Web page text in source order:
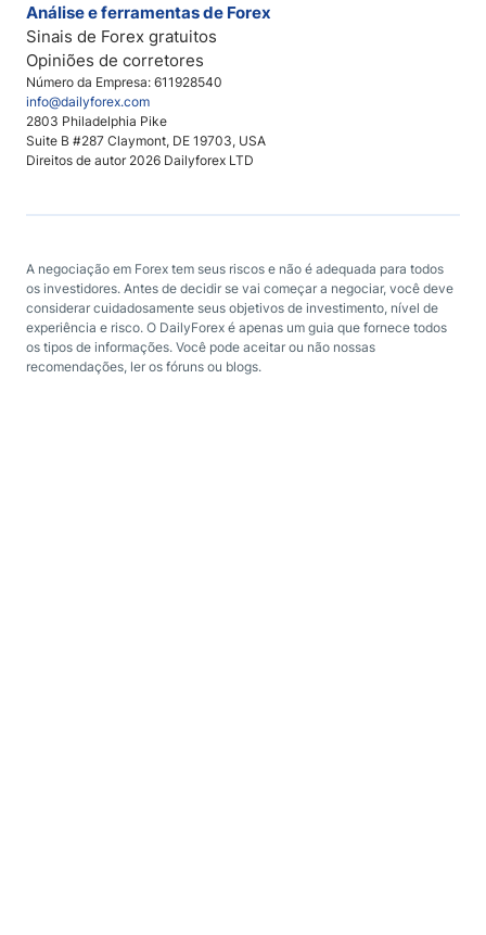
Número da Empresa: 611928540
info@dailyforex.com
2803 Philadelphia Pike
Suite B #287 Claymont, DE 19703, USA
Direitos de autor 2026 Dailyforex LTD
Análise e ferramentas de Forex
Sinais de Forex gratuitos
Opiniões de corretores
A negociação em Forex tem seus riscos e não é adequada para todos
os investidores. Antes de decidir se vai começar a negociar, você deve
considerar cuidadosamente seus objetivos de investimento, nível de
experiência e risco. O DailyForex é apenas um guia que fornece todos
os tipos de informações. Você pode aceitar ou não nossas
recomendações, ler os fóruns ou blogs.